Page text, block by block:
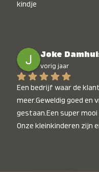
kindje
Joke
vorig jaar
Een bedrijf waar de
meer.Geweldig goed en
gestaan.Een super
Onze kleinkinderen zijn